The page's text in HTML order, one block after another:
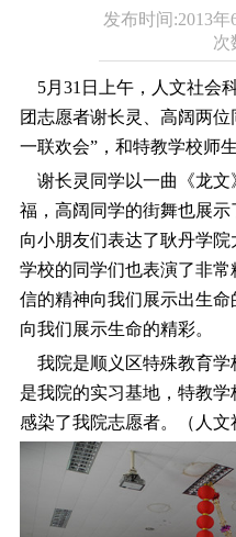
发布时间:2013年
次
5月31日
上午，人文社会
团志愿者谢长灵、高阔两
一联欢会”，和特教学校师
谢长灵同学以一曲《龙文
福，高阔同学的街舞也展
向小朋友们表达了耿丹学
学校的同学们也表演了非
信的精神向我们展示出生
向我们展示生命的精彩。
我院是顺义区特殊教育学
是我院的实习基地，特教
感染了我院志愿者。（人文